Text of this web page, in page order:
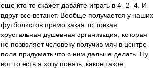
еще кто-то скажет давайте играть в 4- 2- 4. И
вдруг все встанет. Вообще получается у наших
футболистов прямо какая то тонкая
хрустальная душевная организация, которая
не позволяет человеку получив мяч в центре
поля придумать что с ним дальше делать. Ну
вот то есть я хочу понять, какое такое